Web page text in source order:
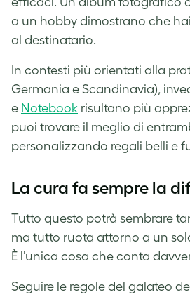
a un hobby dimostrano che
al destinatario.
In contesti più orientati alla
Germania e Scandinavia),
e Notebook risultano più
puoi trovare il meglio di
personalizzando regali belli e
La cura fa sempre la
Tutto questo potrà sembrare
ma tutto ruota attorno a un
È l’unica cosa che conta
Seguire le regole del galateo